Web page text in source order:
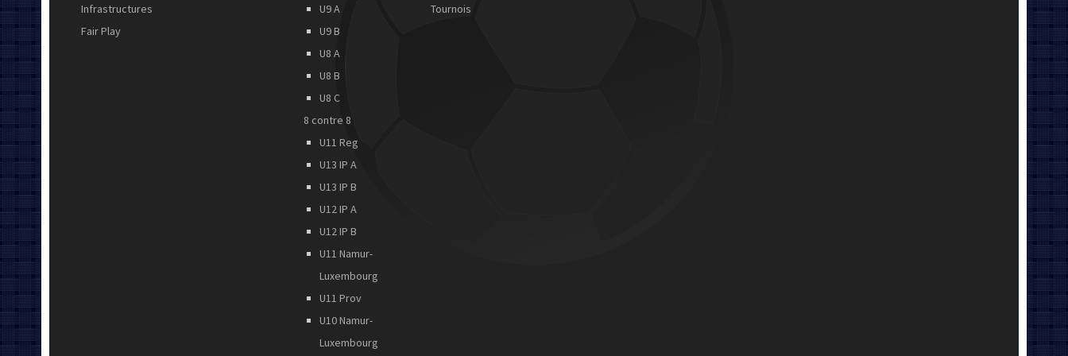
Infrastructures
Fair Play
U9 A
U9 B
U8 A
U8 B
U8 C
8 contre 8
U11 Reg
U13 IP A
U13 IP B
U12 IP A
U12 IP B
U11 Namur-
Luxembourg
U11 Prov
U10 Namur-
Luxembourg
Tournois